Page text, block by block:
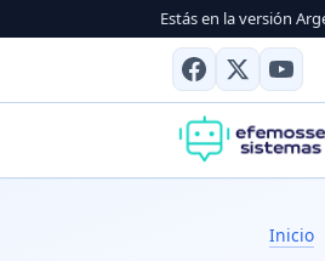
Estás en la versión
Inicio